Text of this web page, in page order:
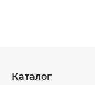
Каталог